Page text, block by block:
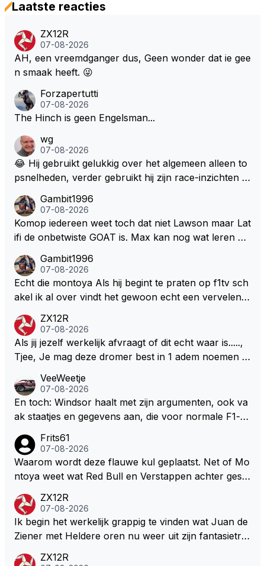
Laatste reacties
ZX12R
07-08-2026
AH, een vreemdganger dus, Geen wonder dat ie gee
n smaak heeft. 😜
Forzapertutti
07-08-2026
The Hinch is geen Engelsman...
wg
07-08-2026
😂 Hij gebruikt gelukkig over het algemeen alleen to
psnelheden, verder gebruikt hij zijn race-inzichten q
een bocht zegt helemaal niets, dus wat dat betreft h
eeft hij sowieso gelijk 😂.
Gambit1996
07-08-2026
Komop iedereen weet toch dat niet Lawson maar Lat
ifi de onbetwiste GOAT is. Max kan nog wat leren va
milton, hahahaha. Latifi pakt ze allemaal met de oge
n dicht met als onbetwiste nummer 2 of GOATINES
S Lawson natuurlijk 😂😂😂😂😂
Gambit1996
07-08-2026
Echt die montoya Als hij begint te praten op f1tv sch
akel ik al over vindt het gewoon echt een vervelend
weet 🤮🤮
ZX12R
07-08-2026
Als jij jezelf werkelijk afvraagt of dit echt waar is.....,
Tjee, Je mag deze dromer best in 1 adem noemen m
aar voordragen uit eigen geest. Kan mij voorstellen d
at je het leuk vindt sprookjes te luisteren maar heb jij
jezelf dan ook wel eens afgevraagd of de dappere b
ze wolff gesneden heeft?
VeeWeetje
07-08-2026
En toch: Windsor haalt met zijn argumenten, ook va
ak staatjes en gegevens aan, die voor normale F1-fa
okies made of your own dough" 🤣
Frits61
07-08-2026
Waarom wordt deze flauwe kul geplaatst. Net of Mo
ntoya weet wat Red Bull en Verstappen achter geslo
ZX12R
07-08-2026
Ik begin het werkelijk grappig te vinden wat Juan de
Ziener met Heldere oren nu weer uit zijn fantasietro
ZX12R